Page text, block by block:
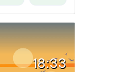
18:33